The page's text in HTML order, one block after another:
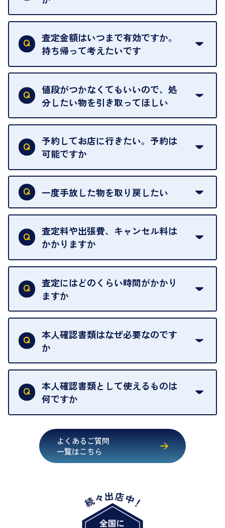
はい。全店舗一律です。
ただし、中古市場は日々変動するため、査定した日
によって査定額が変わることはございます。
査定金額はいつまで有効ですか。
持ち帰って考えたいです
査定額は当日限り有効です。
中古市場が日々変動するため、翌日には査定額が変
わることがございます。
値段がつかなくてもいいので、処
分したい物を引き取ってほしい
再販不可能な物は、場合によってはお断りすること
がございます。ご了承ください。
予約してお店に行きたい。予約は
可能ですか
申し訳ありませんが、現在はご来店の予約は承って
おりません。
を整えておりますので、お好きな時にお越しくださ
い。
お急ぎの場合はスタッフに一言お声がけください。
可能な限り、迅速に対応させていただきます。
一度手放した物を取り戻したい
当店は質店ではありませんので、買い取ったお品物
は基本的に販売へと回されます。買い戻しはできま
せんので、ご了承ください。
グオフが可能です。
契約破棄という形で、お品物をお戻しすることがで
きます。
売却当日を含む8日間のうちに、お気軽にお申し出
出張買取のお品物は、8日間保管しております。
査定料や出張費、キャンセル料は
かかりますか
一切いただいておりません。査定金額にご納得いた
だけない場合は、その場でお断りいただいても問題
ございません。お気軽にご相談ください。
査定にはどのくらい時間がかかり
ますか
お品物の内容や点数によって異なりますが、店頭買
取の場合は1点あたり数分程度が目安です。大量の
お品物の場合は、お時間をいただくことがございま
本人確認書類はなぜ必要なのです
か
買取店は古物営業法により、お客様のご本人確認を
行うことが義務付けられています。安心してお取引
いただくためにも、ご協力をお願いいたします。
本人確認書類として使えるものは
何ですか
・健康保険証確認書
・マイナンバーカード
・在留カード
・旧パスポート
よくあるご質問
一覧はこちら